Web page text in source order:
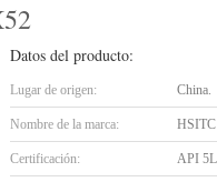
Datos del producto:
Lugar de origen: China.
Nombre de la marca: HSITC
Certificación: API